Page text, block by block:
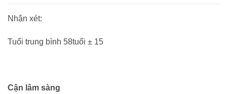
Nhận xét:
Tuổi trung bình 58tuổi ± 15
Cận lâm sàng